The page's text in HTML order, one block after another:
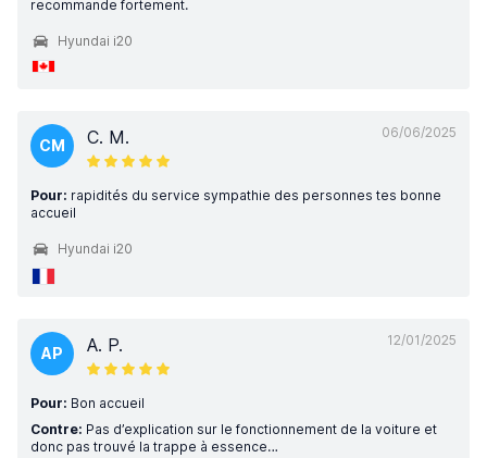
recommande fortement.
Hyundai i20
06/06/2025
CM C. M.
Pour: rapidités du service sympathie des personnes tes bonne
accueil
Hyundai i20
12/01/2025
AP A. P.
Pour: Bon accueil
Contre: Pas d’explication sur le fonctionnement de la voiture et
donc pas trouvé la trappe à essence…